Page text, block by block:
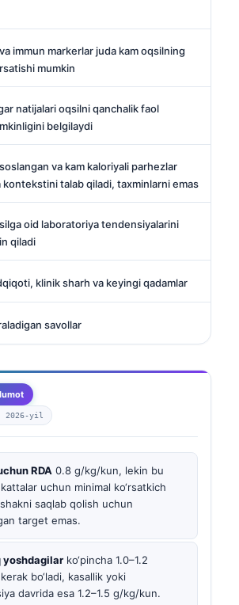
immun markerlar juda kam oqsilning
mumkin
natijalari oqsilni qanchalik faol
belgilaydi
va kam kaloriyali parhezlar
kontekstini talab qiladi, taxminlarni emas
oid laboratoriya tendensiyalarini
qiladi
klinik sharh va keyingi qadamlar
savollar
2026-yil
RDA 0.8 g/kg/kun, lekin bu
kattalar uchun minimal ko‘rsatkich
saqlab qolish uchun
target emas.
yoshdagilar ko‘pincha 1.0–1.2
bo‘ladi, kasallik yoki
davrida esa 1.2–1.5 g/kg/kun.